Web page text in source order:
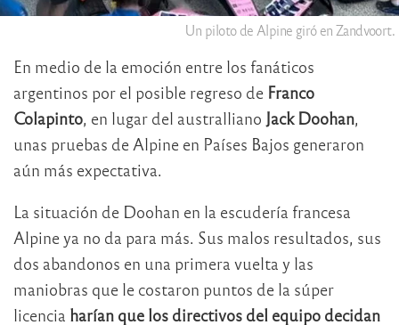
Un piloto de Alpine giró en Zandvoort.
En medio de la emoción entre los fanáticos
argentinos por el posible regreso de Franco
Colapinto, en lugar del australliano Jack Doohan,
unas pruebas de Alpine en Países Bajos generaron
aún más expectativa.
La situación de Doohan en la escudería francesa
Alpine ya no da para más. Sus malos resultados, sus
dos abandonos en una primera vuelta y las
maniobras que le costaron puntos de la súper
licencia harían que los directivos del equipo decidan